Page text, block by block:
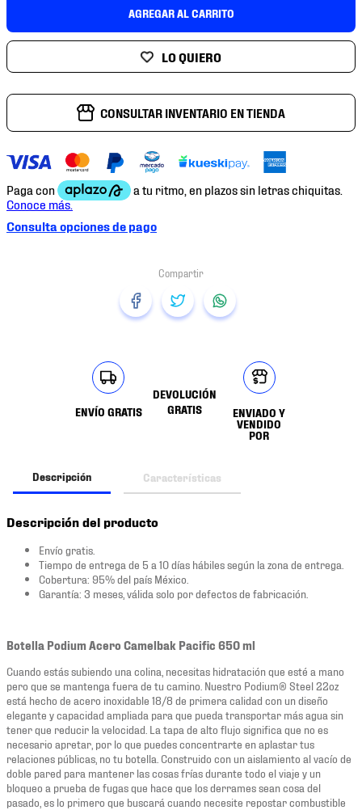
AGREGAR AL CARRITO
CONSULTAR INVENTARIO EN TIENDA
Consulta opciones de pago
ENVÍO GRATIS
DEVOLUCIÓN
GRATIS
ENVIADO Y
VENDIDO
POR
Descripción Características
Descripción del producto
Envío gratis.
Tiempo de entrega de 5 a 10 días hábiles según la zona de entrega.
Cobertura: 95% del país México.
Garantía: 3 meses, válida solo por defectos de fabricación.
Botella Podium Acero Camelbak Pacific 650 ml
Cuando estás subiendo una colina, necesitas hidratación que esté a mano
pero que se mantenga fuera de tu camino. Nuestro Podium® Steel 22oz
está hecho de acero inoxidable 18/8 de primera calidad con un diseño
elegante y capacidad ampliada para que pueda transportar más agua sin
tener que reducir la velocidad. La tapa de alto flujo significa que no es
necesario apretar, por lo que puedes concentrarte en aplastar tus
relaciones públicas, no tu botella. Construido con un aislamiento al vacío de
doble pared para mantener las cosas frías durante todo el viaje y un
bloqueo a prueba de fugas que hace que los derrames sean cosa del
pasado, es lo primero que buscará cuando necesite repostar combustible
8.
mochilas
9.
tenis niño
10. tenis nike